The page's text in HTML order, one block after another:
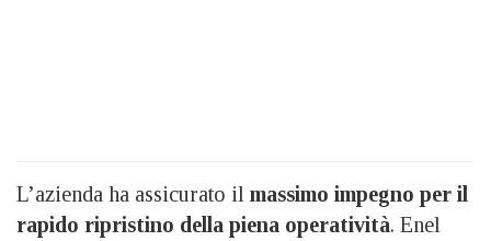
L’azienda ha assicurato il massimo impegno per il
rapido ripristino della piena operatività. Enel